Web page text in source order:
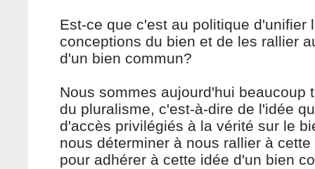
Est-ce que c'est au politique d'unifier
conceptions du bien et de les rallier
d'un bien commun?
Nous sommes aujourd'hui beaucoup
du pluralisme, c'est-à-dire de l'idée
d'accès privilégiés à la vérité sur le
nous déterminer à nous rallier à
pour adhérer à cette idée d'un bien